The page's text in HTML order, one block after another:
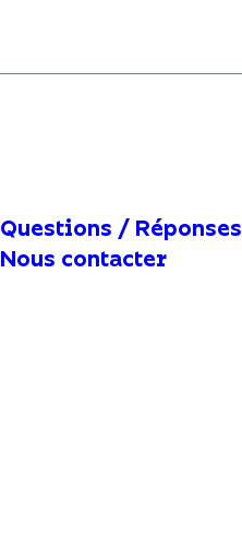
Questions / Réponses
Nous contacter